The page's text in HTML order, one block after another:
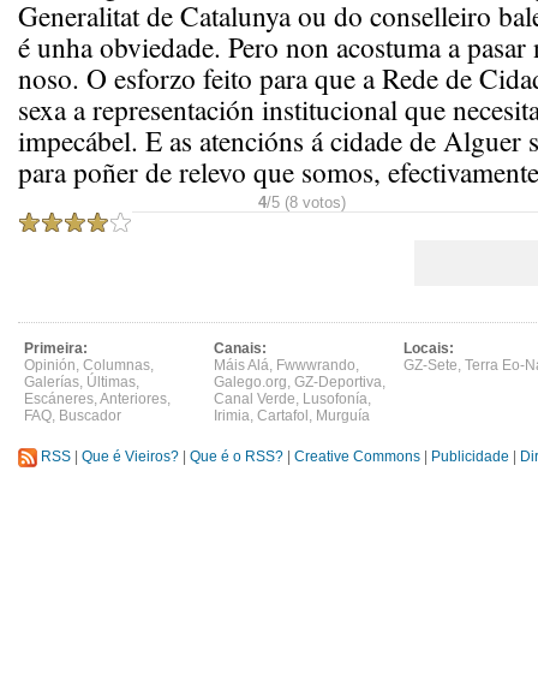
Generalitat de Catalunya ou do conselleiro
é unha obviedade. Pero non acostuma a
noso. O esforzo feito para que a Rede de
sexa a representación institucional que
impecábel. E as atencións á cidade de Alguer
para poñer de relevo que somos,
4/5 (8 votos)
Primeira:
Opinión, Columnas,
Galerías, Últimas,
Escáneres,Anteriores,
FAQ, Buscador
Canais:
Máis Alá, Fwwwrando,
Galego.org, GZ-Deportiva,
Canal Verde, Lusofonía,
Irimia, Cartafol , Murguía
Locais:
GZ-Sete, Terra Eo-
RSS Que é Vieiros? Que é o RSS? Creative Commons Publicidade